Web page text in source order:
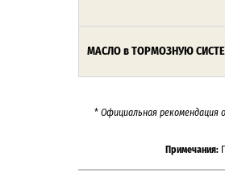
МАСЛО в ТОРМОЗНУЮ
* Официальная рекомендация
Примечания: